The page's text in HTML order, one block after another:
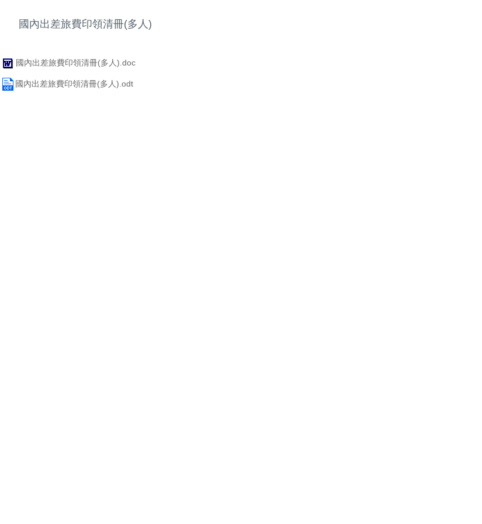
國內出差旅費印領清冊(多人)
國內出差旅費印領清冊(多人).doc
國內出差旅費印領清冊(多人).odt